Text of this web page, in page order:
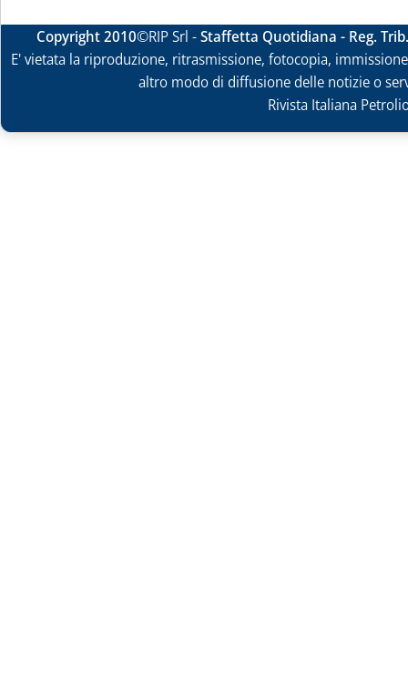
Copyright 2010©RIP Srl -Staffetta Quotidiana - Reg.
E' vietata la riproduzione, ritrasmissione, fotocopia,
altro modo di diffusione delle notizie o
Rivista Italiana